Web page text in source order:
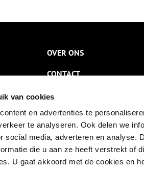
van cookies
en advertenties te
te analyseren. Ook delen we
social media, adverteren en analyse.
die u aan ze heeft verstrekt of
U gaat akkoord met de cookies en
OVER ONS
CONTACT
NIEUWSBRIEF
DISCLAIMER
PRIVACY
TOEGANKELIJKHEID